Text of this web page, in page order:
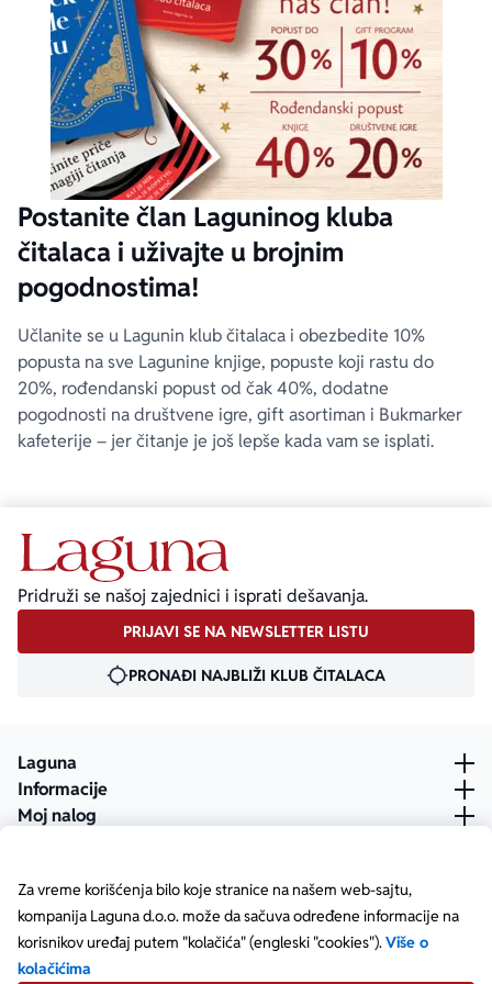
Za vreme korišćenja bilo koje stranice na našem web-sajtu,
kompanija Laguna d.o.o. može da sačuva određene informacije na
korisnikov uređaj putem "kolačića" (engleski "cookies").Više o
kolačićima
Postanite član Laguninog kluba
čitalaca i uživajte u brojnim
pogodnostima!
Učlanite se u Lagunin klub čitalaca i obezbedite 10%
popusta na sve Lagunine knjige, popuste koji rastu do
20%, rođendanski popust od čak 40%, dodatne
pogodnosti na društvene igre, gift asortiman i Bukmarker
kafeterije – jer čitanje je još lepše kada vam se isplati.
Pridruži se našoj zajednici i isprati dešavanja.
PRIJAVI SE NA NEWSLETTER LISTU
PRONAĐI NAJBLIŽI KLUB ČITALACA
Laguna
Informacije
Moj nalog